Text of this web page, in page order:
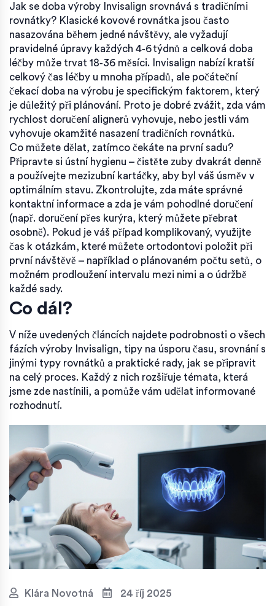
Jak se doba výroby Invisalign srovnává s tradičními
rovnátky? Klasické kovové rovnátka jsou často
nasazována během jedné návštěvy, ale vyžadují
pravidelné úpravy každých 4‑6 týdnů a celková doba
léčby může trvat 18‑36 měsíci. Invisalign nabízí kratší
celkový čas léčby u mnoha případů, ale počáteční
čekací doba na výrobu je specifickým faktorem, který
je důležitý při plánování. Proto je dobré zvážit, zda vám
rychlost doručení alignerů vyhovuje, nebo jestli vám
vyhovuje okamžité nasazení tradičních rovnátků.
Co můžete dělat, zatímco čekáte na první sadu?
Připravte si ústní hygienu – čistěte zuby dvakrát denně
a používejte mezizubní kartáčky, aby byl váš úsměv v
optimálním stavu. Zkontrolujte, zda máte správné
kontaktní informace a zda je vám pohodlné doručení
(např. doručení přes kurýra, který můžete přebrat
osobně). Pokud je váš případ komplikovaný, využijte
čas k otázkám, které můžete ortodontovi položit při
první návštěvě – například o plánovaném počtu setů, o
možném prodloužení intervalu mezi nimi a o údržbě
každé sady.
Co dál?
V níže uvedených článcích najdete podrobnosti o všech
fázích výroby Invisalign, tipy na úsporu času, srovnání s
jinými typy rovnátků a praktické rady, jak se připravit
na celý proces. Každý z nich rozšiřuje témata, která
jsme zde nastínili, a pomůže vám udělat informované
rozhodnutí.
Klára Novotná 24 říj 2025